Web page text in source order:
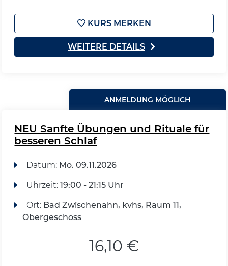
KURS MERKEN
WEITERE DETAILS
ANMELDUNG MÖGLICH
NEU Sanfte Übungen und Rituale für
besseren Schlaf
Datum: Mo. 09.11.2026
Uhrzeit: 19:00 - 21:15 Uhr
Ort: Bad Zwischenahn, kvhs, Raum 11,
Obergeschoss
16,10 €